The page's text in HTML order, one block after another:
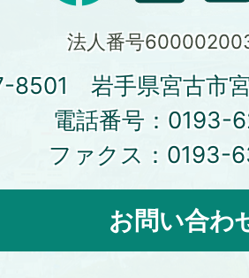
法人番号
8501 岩手県宮古市
電話番号： 0193-
ファクス： 0193-
お問い合わ